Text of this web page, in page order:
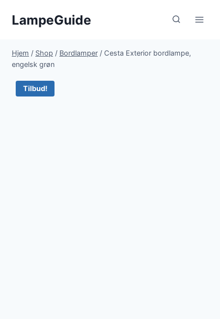
LampeGuide
Hjem / Shop / Bordlamper / Cesta Exterior bordlampe,
engelsk grøn
Tilbud!